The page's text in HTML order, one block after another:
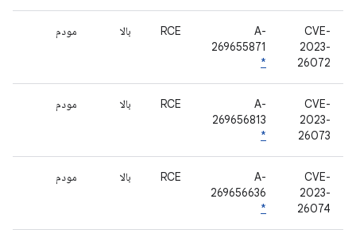
CVE-
2023-
26072
A-
269655871
*
RCE بالا مودم
CVE-
2023-
26073
A-
269656813
*
RCE بالا مودم
CVE-
2023-
26074
A-
269656636
*
RCE بالا مودم